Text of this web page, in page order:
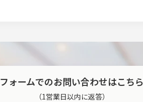
フォームでのお問い合わせはこちら
（1営業日以内に返答）